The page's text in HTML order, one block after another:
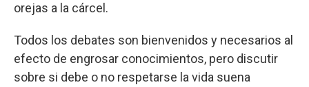
orejas a la cárcel.
Todos los debates son bienvenidos y necesarios al
efecto de engrosar conocimientos, pero discutir
sobre si debe o no respetarse la vida suena